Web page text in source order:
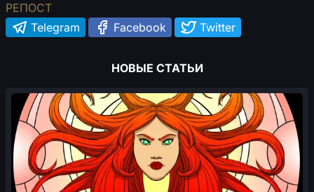
РЕПОСТ
Telegram
Facebook Twitter
НОВЫЕ СТАТЬИ